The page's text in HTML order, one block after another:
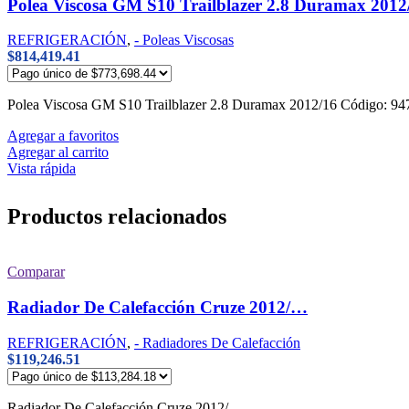
Polea Viscosa GM S10 Trailblazer 2.8 Duramax
REFRIGERACIÓN, - Poleas Viscosas
$814,419.41
Polea Viscosa GM S10 Trailblazer 2.8 Duramax 2012/16 Código:
Agregar a favoritos
Agregar al carrito
Vista rápida
Productos relacionados
Comparar
Radiador De Calefacción Cruze 2012/…
REFRIGERACIÓN, - Radiadores De Calefacción
$119,246.51